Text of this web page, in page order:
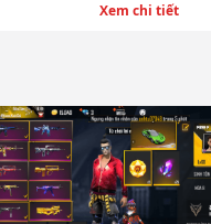
Xem chi tiết